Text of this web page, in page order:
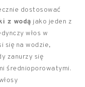
dostosować
z wodą jako jeden z
włos w
się na wodzie,
zanurzy się
średnioporowatymi.